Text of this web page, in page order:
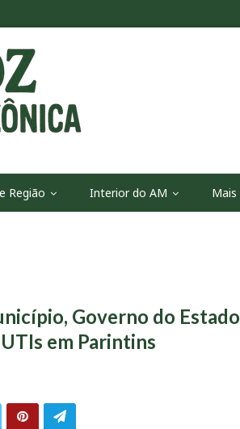
Região Interior do AM Mais
Governo do Estado
em Parintins